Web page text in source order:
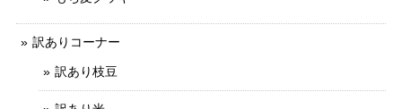
訳ありコーナー
訳あり枝豆